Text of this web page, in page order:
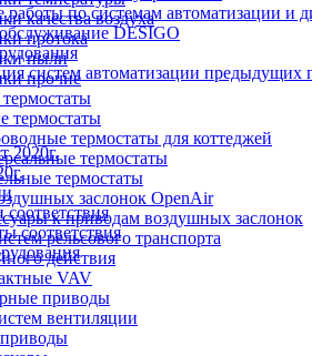
по системам автоматизации и
DESIGO
систем автоматизации
2020г.
соответствия
качества воздуха
протока
пыли
прочие
термостаты
термостаты для коттеджей
термостаты
термостаты
заслонок OpenAir
к приводам воздушных заслонок
рельсового транспорта
действия
VAV
приводы
вентиляции